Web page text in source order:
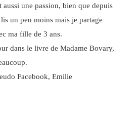
aussi une passion, bien que depuis
un peu moins mais je partage
ma fille de 3 ans.
dans le livre de Madame Bovary,
Facebook, Emilie